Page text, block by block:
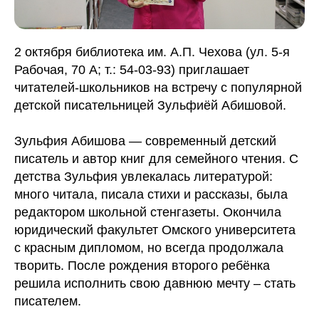
2 октября библиотека им. А.П. Чехова (ул. 5-я
Рабочая, 70 А; т.: 54-03-93) приглашает
читателей-школьников на встречу с популярной
детской писательницей Зульфиёй Абишовой.
Зульфия Абишова — современный детский
писатель и автор книг для семейного чтения. С
детства Зульфия увлекалась литературой:
много читала, писала стихи и рассказы, была
редактором школьной стенгазеты. Окончила
юридический факультет Омского университета
с красным дипломом, но всегда продолжала
творить. После рождения второго ребёнка
решила исполнить свою давнюю мечту – стать
писателем.